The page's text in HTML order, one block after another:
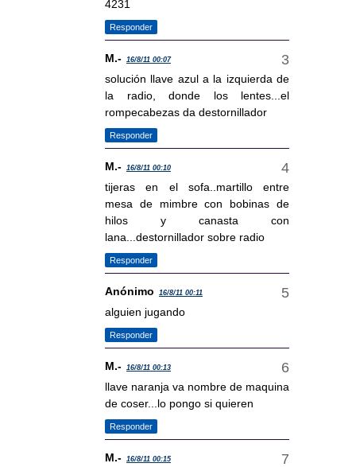
4231
Responder
M.- 16/8/11 00:07
solución llave azul a la izquierda de
la radio, donde los lentes...el
rompecabezas da destornillador
Responder
M.- 16/8/11 00:10
tijeras en el sofa..martillo entre
mesa de mimbre con bobinas de
hilos y canasta con
lana...destornillador sobre radio
Responder
Anónimo 16/8/11 00:11
alguien jugando
Responder
M.- 16/8/11 00:13
llave naranja va nombre de maquina
de coser...lo pongo si quieren
Responder
M.- 16/8/11 00:15